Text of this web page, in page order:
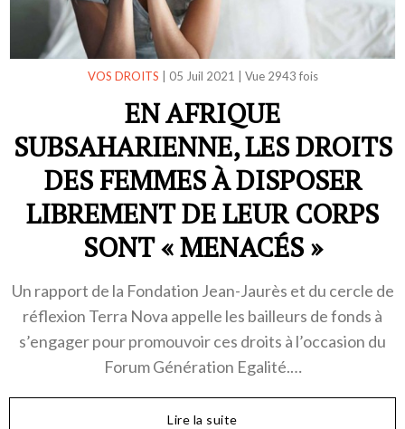
VOS DROITS 05 Juil 2021 Vue 2943 fois
EN AFRIQUE
SUBSAHARIENNE, LES DROITS
DES FEMMES À DISPOSER
LIBREMENT DE LEUR CORPS
SONT « MENACÉS »
Un rapport de la Fondation Jean-Jaurès et du cercle de
réflexion Terra Nova appelle les bailleurs de fonds à
s’engager pour promouvoir ces droits à l’occasion du
Forum Génération Egalité.…
Lire la suite